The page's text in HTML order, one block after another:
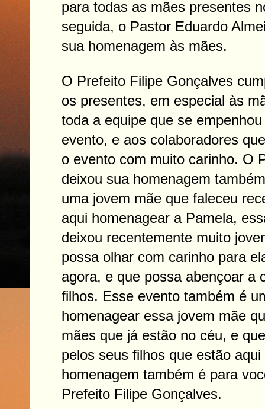
para todas as mães presentes
seguida, o Pastor Eduardo
sua homenagem às mães.
O Prefeito Filipe Gonçalves
os presentes, em especial às
toda a equipe que se
evento, e aos colaboradores
o evento com muito carinho. O
deixou sua homenagem
uma jovem mãe que faleceu
aqui homenagear a Pamela,
deixou recentemente muito
possa olhar com carinho para
agora, e que possa abençoar a
filhos. Esse evento também é
homenagear essa jovem mãe
mães que já estão no céu, e
pelos seus filhos que estão
homenagem também é para
Prefeito Filipe Gonçalves.